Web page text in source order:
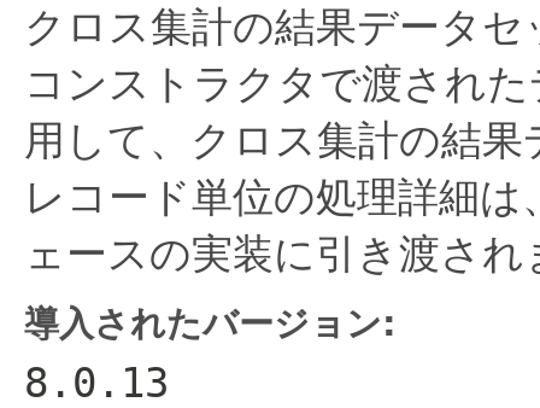
クロス集計の結果データ
コンストラクタで渡され
用して、クロス集計の結
レコード単位の処理詳細
ェースの実装に引き渡され
導入されたバージョン:
8.0.13